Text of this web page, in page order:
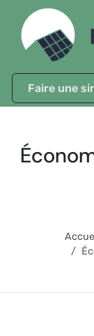
Faire une